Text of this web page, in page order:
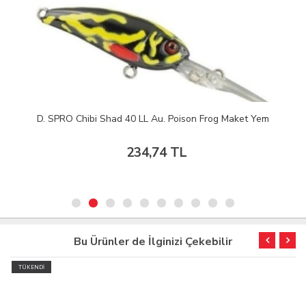
D. SPRO Chibi Shad 40 LL Au. Poison Frog Maket Yem
234,74 TL
Bu Ürünler de İlginizi Çekebilir
TÜKENDİ